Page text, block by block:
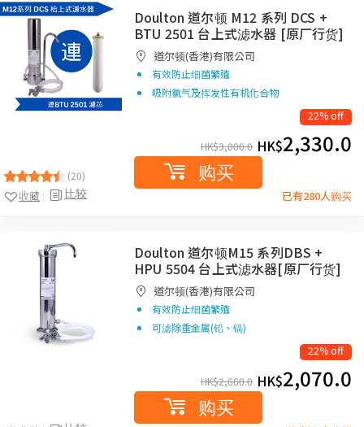
(20)
比较
收藏
Doulton 道尔顿 M12 系列 DCS +
BTU 2501 台上式滤水器 [原厂行货]
道尔顿(香港)有限公司
有效防止细菌繁殖
吸附氯气及挥发性有机化合物
22% off
HK$3,000.0 HK$2,330.0
购买
已有280人购买
Doulton 道尔顿M15 系列DBS +
HPU 5504 台上式滤水器[原厂行货]
道尔顿(香港)有限公司
有效防止细菌繁殖
可滤除重金属(铅、镉)
22% off
HK$2,660.0 HK$2,070.0
购买